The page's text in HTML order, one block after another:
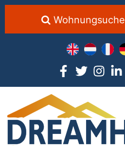
Wohnungsuche